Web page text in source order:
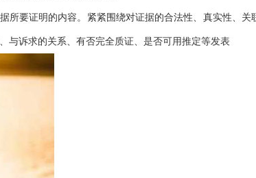
所要证明的内容。紧紧围绕对证据的合法性、真实性、关
与诉求的关系、有否完全质证、是否可用推定等发表